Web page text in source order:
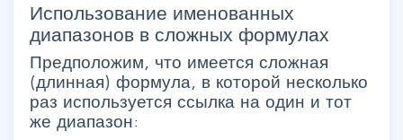
Использование именованных
диапазонов в сложных формулах
Предположим, что имеется сложная
(длинная) формула, в которой несколько
раз используется ссылка на один и тот
же диапазон: